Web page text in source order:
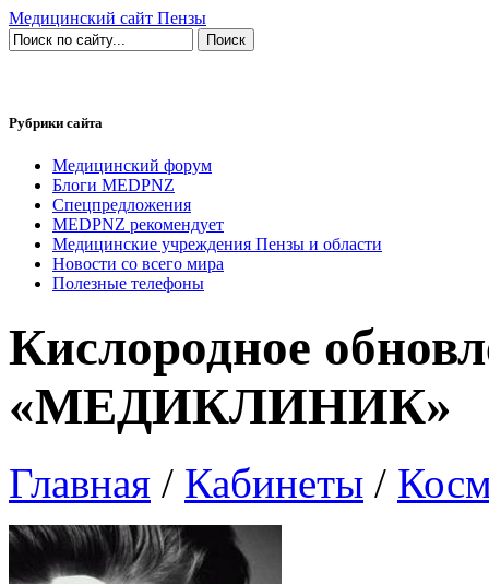
Медицинский сайт Пензы
Рубрики сайта
Медицинский форум
Блоги MEDPNZ
Спецпредложения
MEDPNZ рекомендует
Медицинские учреждения Пензы и области
Новости со всего мира
Полезные телефоны
Кислородное
«МЕДИКЛИНИК»
Главная / Кабинеты /